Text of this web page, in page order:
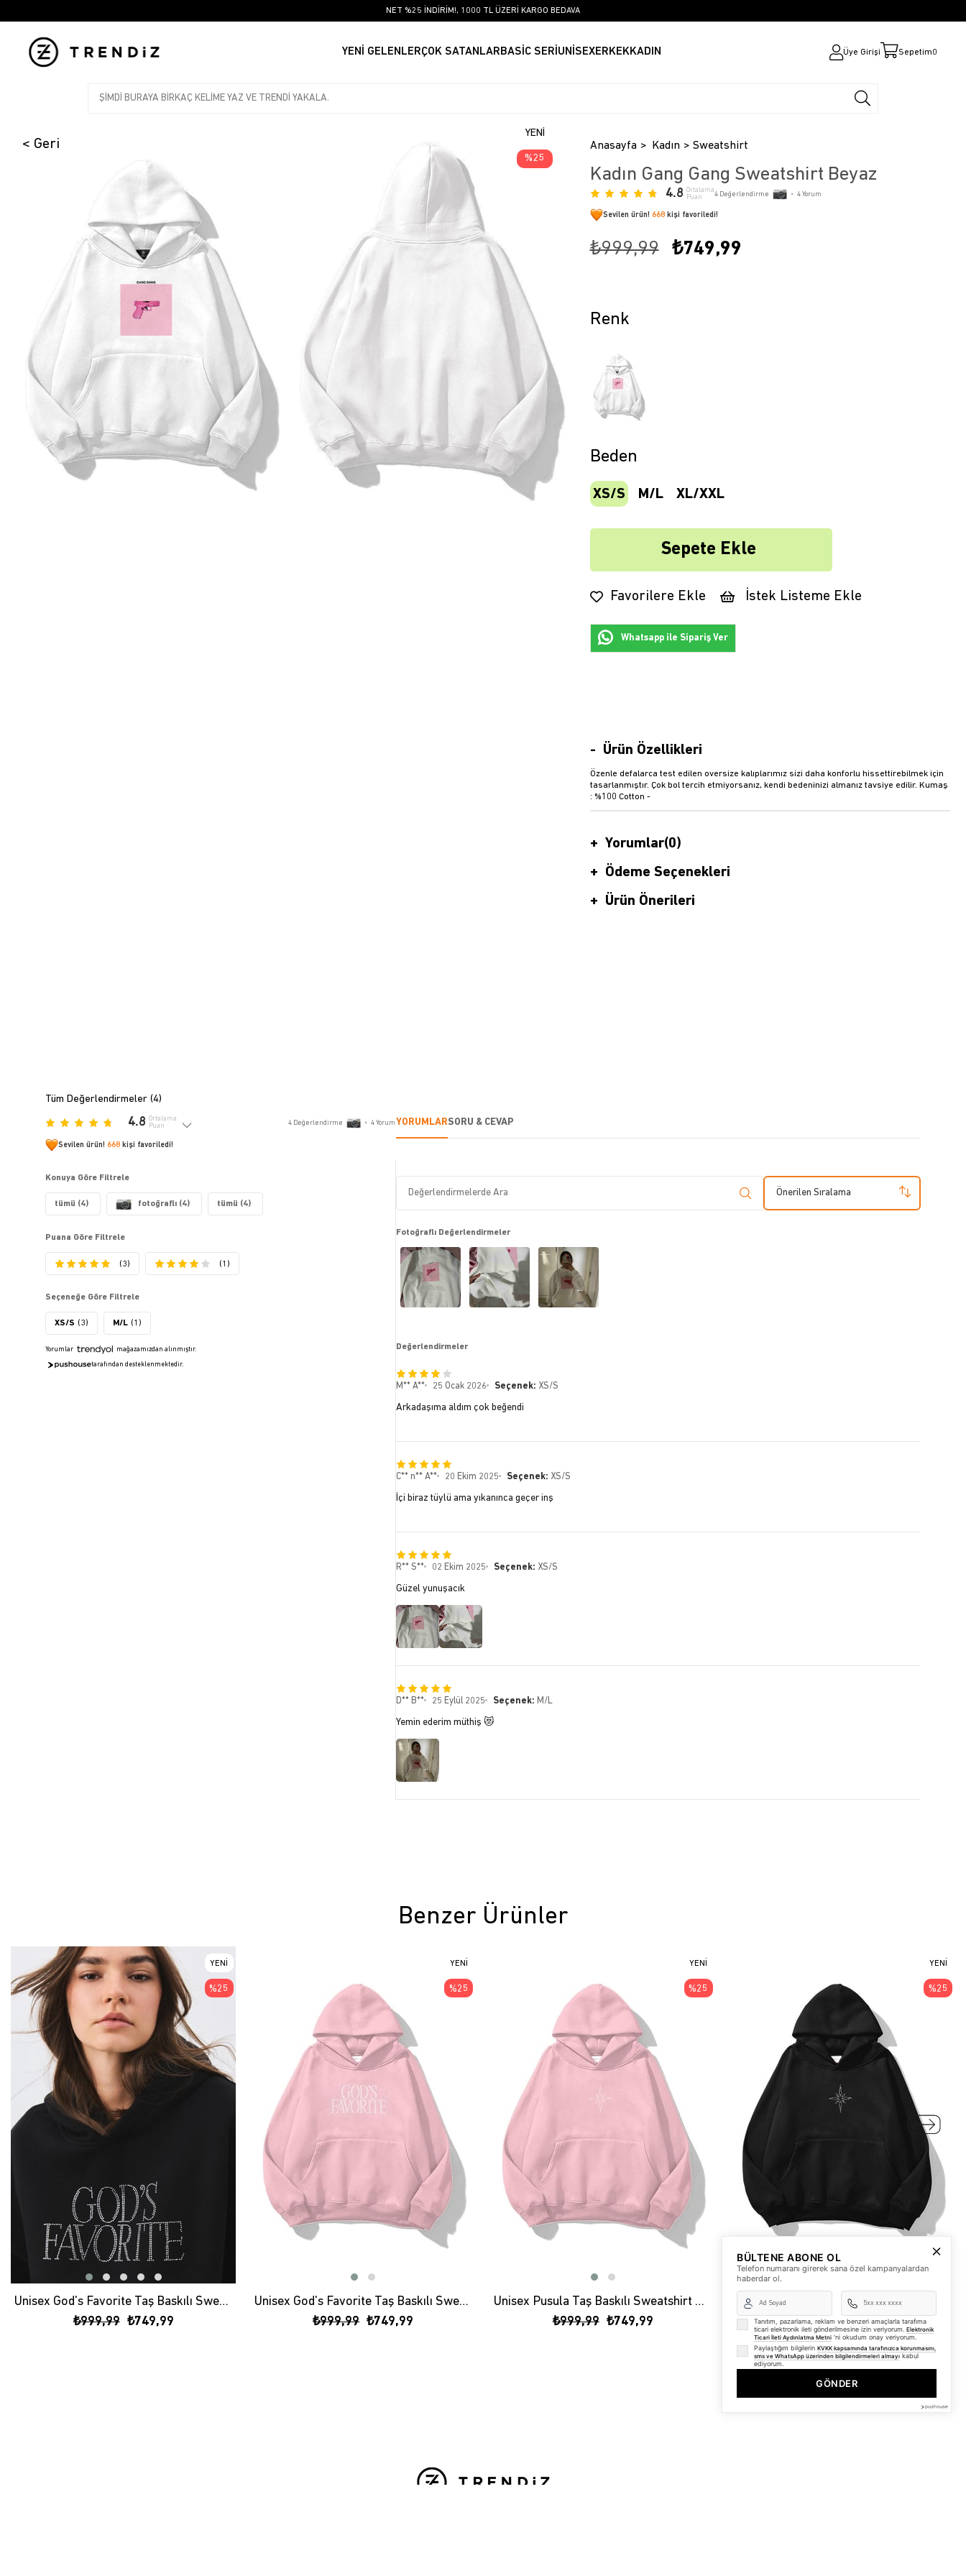
NET %25 İNDİRİM!, 1000 TL ÜZERİ KARGO BEDAVA
YENİ GELENLERÇOK SATANLARBASİC SERİ UNİSEXERKEKKADIN Üye Girişi Sepetim0
YENI
ÜRÜN
25
Anasayfa Kadın Sweatshirt
Kadın Gang Gang Sweatshirt Beyaz
4.8 Ortalama
Puan
4Değerlendirme • 4Yorum
Sevilen ürün! 668kişi favoriledi!
₺999,99 ₺749,99
Beden
XS/S M/L XL/XXL
Favorilere Ekle İstek Listeme Ekle
Whatsapp ile Sipariş Ver
Ürün Özellikleri
Özenle defalarca test edilen oversize kalıplarımız sizi daha konforlu hissettirebilmek için
tasarlanmıştır. Çok bol tercih etmiyorsanız, kendi bedeninizi almanız tavsiye edilir. Kumaş
: %100 Cotton -
Yorumlar(0)
Ödeme Seçenekleri
Ürün Önerileri
Tüm Değerlendirmeler (4)
4.8 Ortalama
Puan
4Değerlendirme • 4Yorum
Sevilen ürün!668 kişi favoriledi!
Konuya Göre Filtrele
tümü (4) fotoğraflı (4) tümü (4)
Puana Göre Filtrele
(3) (1)
Seçeneğe Göre Filtrele
XS/S (3) M/L (1)
Yorumlar mağazamızdan alınmıştır.
tarafından desteklenmektedir.
YORUMLARSORU & CEVAP
Önerilen Sıralama
Fotoğraflı Değerlendirmeler
Değerlendirmeler
M** A** 25 Ocak 2026 Seçenek: XS/S
Arkadaşıma aldım çok beğendi
C** n** A** 20 Ekim 2025 Seçenek: XS/S
İçi biraz tüylü ama yıkanınca geçer inş
R** S** 02 Ekim 2025 Seçenek: XS/S
Güzel yunuşacık
D** B** 25 Eylül 2025 Seçenek: M/L
Yemin ederim müthiş 😻
Benzer Ürünler
Unisex God's Favorite Taş Baskılı Sweatshirt Siyah
₺749,99
₺999,99
YENI
ÜRÜN
%25
Unisex God's Favorite Taş Baskılı Sweatshirt Pembe
₺749,99
₺999,99
YENI
ÜRÜN
%25
Unisex Pusula Taş Baskılı Sweatshirt Pembe
₺749,99
₺999,99
YENI
ÜRÜN
%25
₺749,99
₺999,99
YENI
ÜRÜN
%25
BÜLTENE ABONE OL
Telefon numaranı girerek sana özel kampanyalardan
haberdar ol.
Tanıtım, pazarlama, reklam ve benzeri amaçlarla tarafıma
ticari elektronik ileti gönderilmesine izin veriyorum. Elektronik
Ticari İleti Aydınlatma Metni 'ni okudum onay veriyorum.
Paylaştığım bilgilerin KVKK kapsamında tarafınızca korunmasını,
sms ve WhatsApp üzerinden bilgilendirmeleri almayı kabul
ediyorum.
GÖNDER